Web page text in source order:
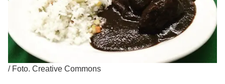
/ Foto. Creative Commons